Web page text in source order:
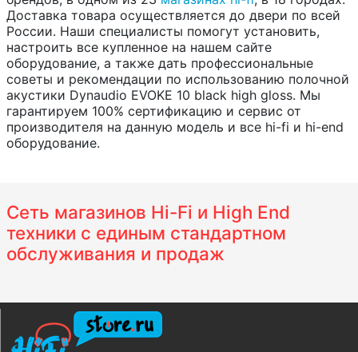
Доставка товара осуществляется до двери по всей
России. Наши специалисты помогут установить,
настроить все купленное на нашем сайте
оборудование, а также дать профессиональные
советы и рекомендации по использованию полочной
акустики Dynaudio EVOKE 10 black high gloss. Мы
гарантируем 100% сертификацию и сервис от
производителя на данную модель и все hi-fi и hi-end
оборудование.
Сеть магазинов Hi-Fi и High End
техники с единым стандартном
обслуживания и продаж